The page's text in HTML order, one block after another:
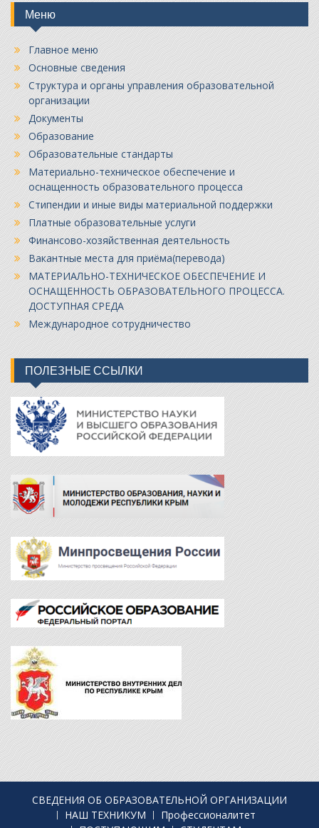
Меню
Главное меню
Основные сведения
Структура и органы управления образовательной
организации
Документы
Образование
Образовательные стандарты
Материально-техническое обеспечение и
оснащенность образовательного процесса
Стипендии и иные виды материальной поддержки
Платные образовательные услуги
Финансово-хозяйственная деятельность
Вакантные места для приёма(перевода)
МАТЕРИАЛЬНО-ТЕХНИЧЕСКОЕ ОБЕСПЕЧЕНИЕ И
ОСНАЩЕННОСТЬ ОБРАЗОВАТЕЛЬНОГО ПРОЦЕССА.
ДОСТУПНАЯ СРЕДА
Международное сотрудничество
ПОЛЕЗНЫЕ ССЫЛКИ
СВЕДЕНИЯ ОБ ОБРАЗОВАТЕЛЬНОЙ ОРГАНИЗАЦИИ
НАШ ТЕХНИКУМ
Профессионалитет